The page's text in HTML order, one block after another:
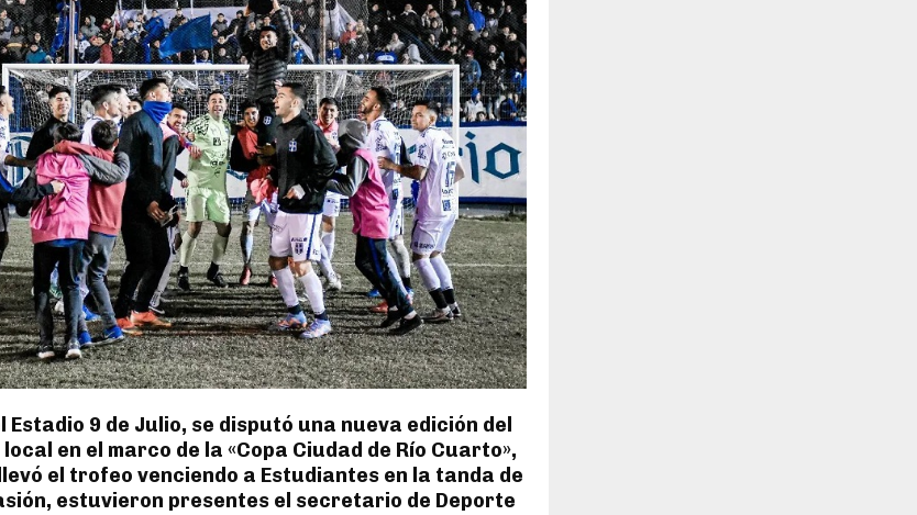
Estadio 9 de Julio, se disputó una nueva edición del
en el marco de la «Copa Ciudad de Río Cuarto»,
el trofeo venciendo a Estudiantes en la tanda de
estuvieron presentes el secretario de Deporte